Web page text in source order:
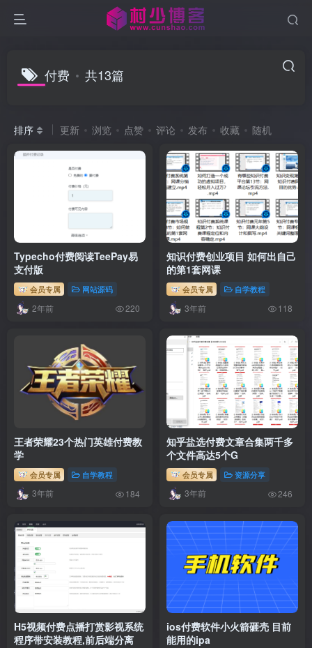
付费 共13篇
排序 更新 浏览 点赞 评论 发布 收藏 随机
Typecho付费阅读TeePay易
支付版
会员专属 网站源码
2年前 220
知识付费创业项目 如何出自己
的第1套网课
会员专属 自学教程
3年前 118
王者荣耀23个热门英雄付费教
学
会员专属 自学教程
3年前 184
知乎盐选付费文章合集两千多
个文件高达5个G
会员专属 资源分享
3年前 246
H5视频付费点播打赏影视系统
程序带安装教程,前后端分离
ios付费软件小火箭砸壳 目前
能用的ipa